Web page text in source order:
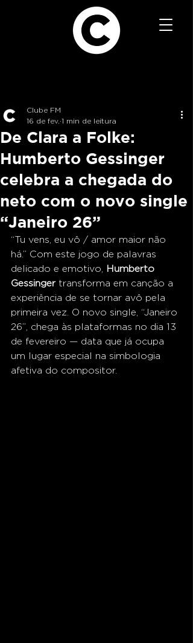
De Clara a Folke:
Humberto Gessinger
celebra a chegada do
neto com o novo single
“Janeiro 26”
Clube FM
16 de fev. 1 min de leitura
“Tu vens, eu vô / amor maior não
há.” Com este jogo de palavras
delicado e emotivo,
Humberto
Gessinger transforma em canção a
experiência de se tornar avô pela
primeira vez. O novo single, “Janeiro
26”, chega às plataformas no dia 13
de fevereiro — data que já ocupa
um lugar especial na simbologia
afetiva do compositor.